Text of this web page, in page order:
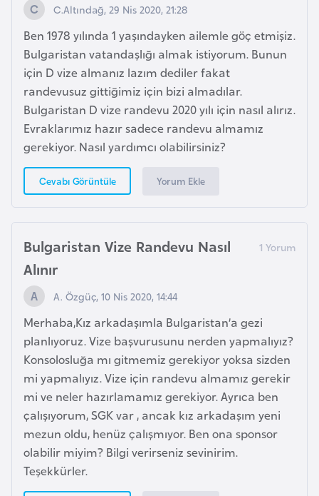
C.Altındağ, 29 Nis 2020, 21:28
Ben 1978 yılında 1 yaşındayken ailemle göç etmişiz.
Bulgaristan vatandaşlığı almak istiyorum. Bunun
için D vize almanız lazım dediler fakat
randevusuz gittiğimiz için bizi almadılar.
Bulgaristan D vize randevu 2020 yılı için nasıl alırız.
Evraklarımız hazır sadece randevu almamız
gerekiyor. Nasıl yardımcı olabilirsiniz?
Cevabı Görüntüle Yorum Ekle
Bulgaristan Vize Randevu Nasıl
Alınır
A. Özgüç, 10 Nis 2020, 14:44
Merhaba,Kız arkadaşımla Bulgaristan’a gezi
planlıyoruz. Vize başvurusunu nerden yapmalıyız?
Konsolosluğa mı gitmemiz gerekiyor yoksa sizden
mi yapmalıyız. Vize için randevu almamız gerekir
mi ve neler hazırlamamız gerekiyor. Ayrıca ben
çalışıyorum, SGK var , ancak kız arkadaşım yeni
mezun oldu, henüz çalışmıyor. Ben ona sponsor
olabilir miyim? Bilgi verirseniz sevinirim.
Teşekkürler.
K
a
m
e
r
u
n
a
d
a
a
r
a
d
a
ğ
K